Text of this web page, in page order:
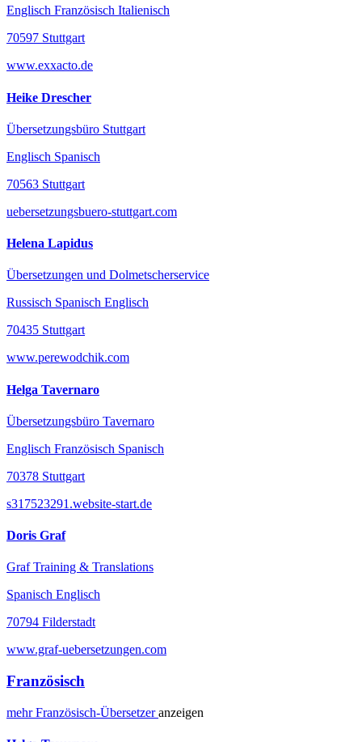
Englisch Französisch Italienisch
70597 Stuttgart
www.exxacto.de
Heike Drescher
Übersetzungsbüro Stuttgart
Englisch Spanisch
70563 Stuttgart
uebersetzungsbuero-stuttgart.com
Helena Lapidus
Übersetzungen und Dolmetscherservice
Russisch Spanisch Englisch
70435 Stuttgart
www.perewodchik.com
Helga Tavernaro
Übersetzungsbüro Tavernaro
Englisch Französisch Spanisch
70378 Stuttgart
s317523291.website-start.de
Doris Graf
Graf Training & Translations
Spanisch Englisch
70794 Filderstadt
www.graf-uebersetzungen.com
Französisch
mehrFranzösisch-Übersetzeranzeigen